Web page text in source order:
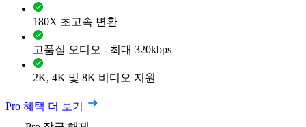
180X 초고속 변환
고품질 오디오 - 최대 320kbps
2K, 4K 및 8K 비디오 지원
Pro 혜택 더 보기